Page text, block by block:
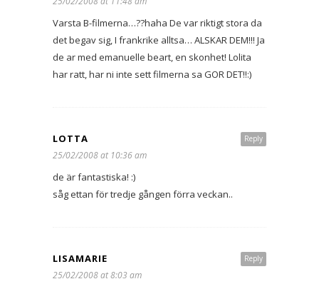
Varsta B-filmerna…??haha De var riktigt stora da
det begav sig, I frankrike alltsa… ALSKAR DEM!!! Ja
de ar med emanuelle beart, en skonhet! Lolita
har ratt, har ni inte sett filmerna sa GOR DET!!:)
Reply
LOTTA
25/02/2008 at 10:36 am
de är fantastiska! :)
såg ettan för tredje gången förra veckan..
Reply
LISAMARIE
25/02/2008 at 8:03 am